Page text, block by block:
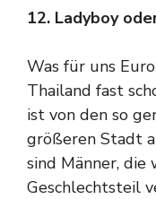
12. Ladyboy
Was für uns
Thailand fast
ist von den so
größeren Stadt
sind Männer, die
Geschlechtsteil